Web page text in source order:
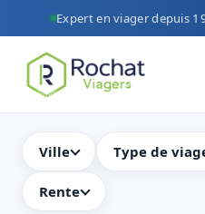
Expert en viager depuis
Ville Type de
Rente